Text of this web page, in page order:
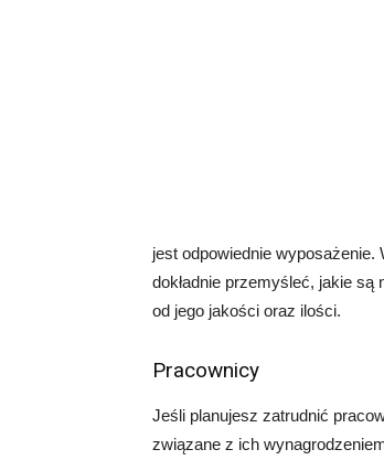
jest odpowiednie
dokładnie przemyśleć, jakie są
od jego jakości oraz ilości.
Pracownicy
Jeśli planujesz zatrudnić
związane z ich